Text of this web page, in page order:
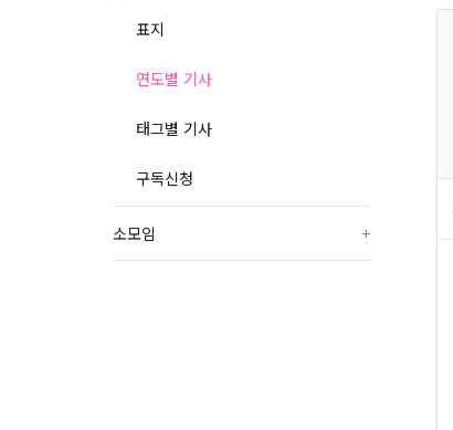
표지
연도별 기사
태그별 기사
구독신청
소모임 +